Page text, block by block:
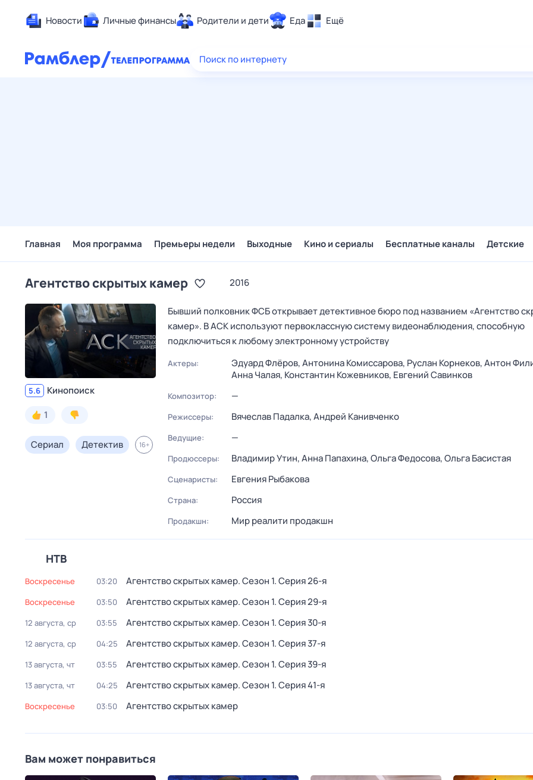
Новости Личные финансы Родители и дети Еда Ещё
Здоровье
Поиск по интернету
Главная Моя программа Премьеры недели Выходные Кино и сериалы Бесплатные каналы Детские
Агентство скрытых камер 2016
5.6
Кинопоиск
1
Сериал Детектив 16+
Бывший полковник ФСБ открывает детективное бюро под названием «Агентство
камер». В АСК используют первоклассную систему видеонаблюдения, способную
подключиться к любому электронному устройству
Актеры: Эдуард Флёров,Антонина Комиссарова, Руслан Корнеков,Антон
Анна Чалая, Константин Кожевников, Евгений Савинков
Композитор: —
Режиссеры: Вячеслав Падалка,Андрей Канивченко
Ведущие: —
Продюссеры: Владимир Утин,Анна Папахина,Ольга Федосова,Ольга Басистая
Сценаристы: Евгения Рыбакова
Страна: Россия
Продакшн: Мир реалити продакшн
НТВ
воскресенье 03:20 Агентство скрытых камер. Сезон 1. Серия 26-я
воскресенье 03:50 Агентство скрытых камер. Сезон 1. Серия 29-я
12 августа, ср 03:55 Агентство скрытых камер. Сезон 1. Серия 30-я
12 августа, ср 04:25 Агентство скрытых камер. Сезон 1. Серия 37-я
13 августа, чт 03:55 Агентство скрытых камер. Сезон 1. Серия 39-я
13 августа, чт 04:25 Агентство скрытых камер. Сезон 1. Серия 41-я
воскресенье 03:50 Агентство скрытых камер
Вам может понравиться